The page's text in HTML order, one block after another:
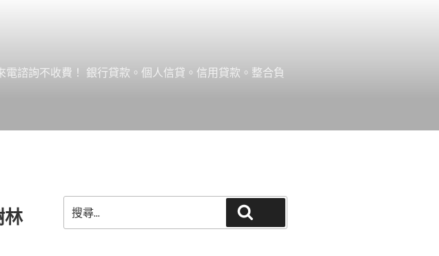
諮詢不收費！ 銀行貸款。個人信貸。信用貸款。整合負
林
尋
關